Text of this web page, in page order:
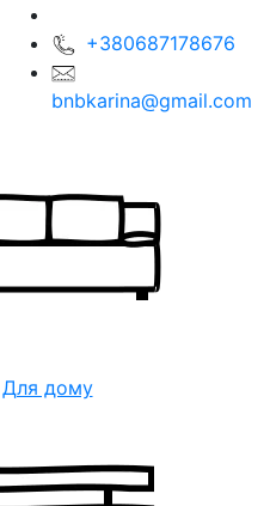
+380687178676
bnbkarina@gmail.com
Для дому